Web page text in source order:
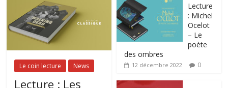
Le coin lecture News
Lecture : Les
Lecture
: Michel
Ocelot
– Le
poète
des ombres
12 décembre 2022 0